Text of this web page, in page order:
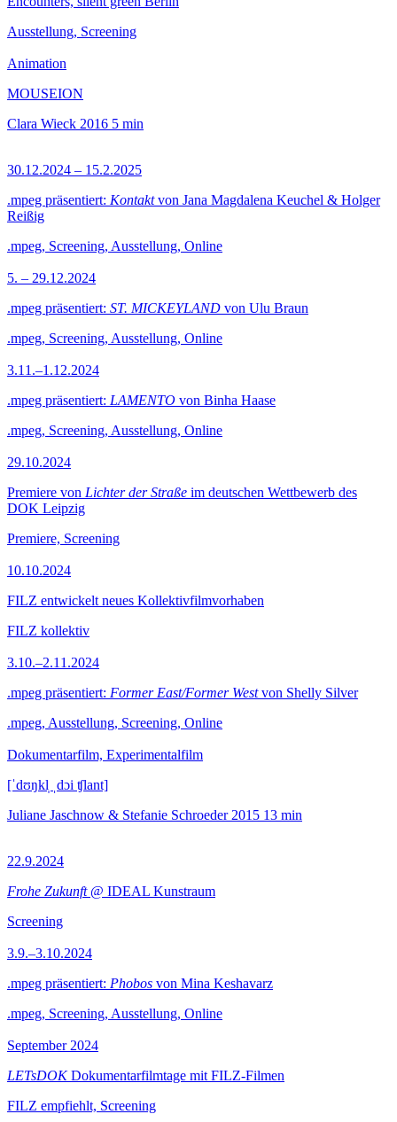
Ausstellung, Screening
Animation
MOUSEION
Clara Wieck 2016 5 min
30.12.2024 – 15.2.2025
.mpeg präsentiert: Kontaktvon Jana Magdalena Keuchel & Holger
Reißig
.mpeg, Screening, Ausstellung, Online
5. – 29.12.2024
.mpeg präsentiert: ST. MICKEYLAND von Ulu Braun
.mpeg, Screening, Ausstellung, Online
3.11.–1.12.2024
.mpeg präsentiert: LAMENTO von Binha Haase
.mpeg, Screening, Ausstellung, Online
29.10.2024
Premiere von Lichter der Straße im deutschen Wettbewerb des
DOK Leipzig
Premiere, Screening
10.10.2024
FILZ entwickelt neues Kollektivfilmvorhaben
FILZ kollektiv
3.10.–2.11.2024
.mpeg präsentiert: Former East/Former Westvon Shelly Silver
.mpeg, Ausstellung, Screening, Online
Dokumentarfilm, Experimentalfilm
[ˈdʊŋkl̩ ˌdɔi ʧlant]
Juliane Jaschnow & Stefanie Schroeder 2015 13 min
22.9.2024
Frohe Zukunft@ IDEAL Kunstraum
Screening
3.9.–3.10.2024
.mpeg präsentiert: Phobos von Mina Keshavarz
.mpeg, Screening, Ausstellung, Online
September 2024
LETsDOKDokumentarfilmtage mit FILZ-Filmen
FILZ empfiehlt, Screening